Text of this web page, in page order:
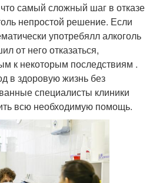
самый сложный шаг в отказе
непростой решение. Если
употребялл алкоголь
от него отказаться,
к некоторым последствиям .
в здоровую жизнь без
специалисты клиники
всю необходимую помощь.